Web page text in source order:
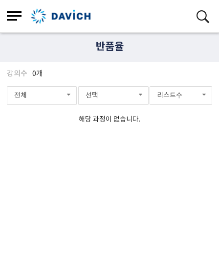
반품율
강의수 0개
전체 선택 리스트수
해당 과정이 없습니다.